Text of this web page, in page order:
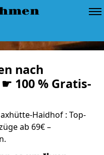
nach
100 % Gratis-
Haidhof : Top-
ab 69€ –